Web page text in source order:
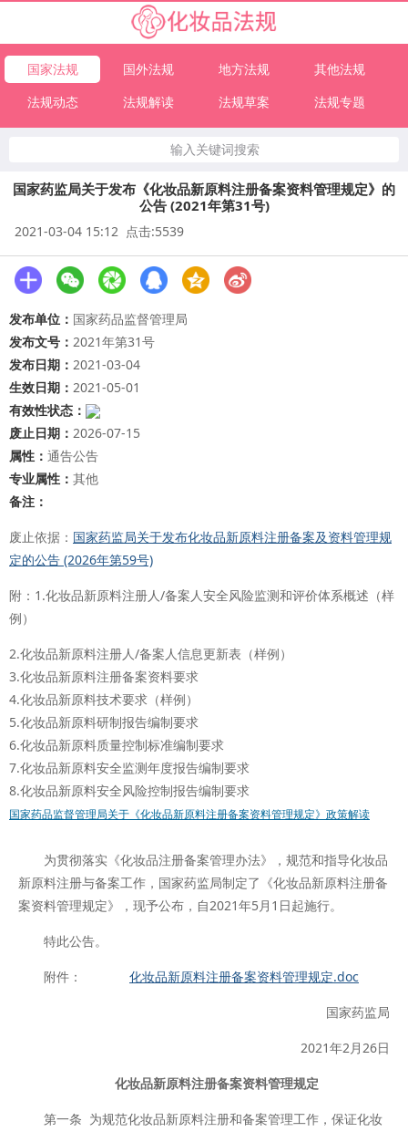
国家法规 国外法规 地方法规
其他法规
法规动态
法规解读 法规草案 法规专题
输入关键词搜索
国家药监局关于发布《化妆品新原料注册备案资料管理规定》的
公告 (2021年第31号)
2021-03-04 15:12 点击:5539
发布单位： 国家药品监督管理局
发布文号： 2021年第31号
发布日期： 2021-03-04
生效日期： 2021-05-01
有效性状态：
废止日期： 2026-07-15
属性： 通告公告
专业属性： 其他
备注：
废止依据： 国家药监局关于发布化妆品新原料注册备案及资料管理规
定的公告 (2026年第59号)
附：1.化妆品新原料注册人/备案人安全风险监测和评价体系概述（样
例）
2.化妆品新原料注册人/备案人信息更新表（样例）
3.化妆品新原料注册备案资料要求
4.化妆品新原料技术要求（样例）
5.化妆品新原料研制报告编制要求
6.化妆品新原料质量控制标准编制要求
7.化妆品新原料安全监测年度报告编制要求
8.化妆品新原料安全风险控制报告编制要求
国家药品监督管理局关于《化妆品新原料注册备案资料管理规定》政策解读
为贯彻落实《化妆品注册备案管理办法》，规范和指导化妆品
新原料注册与备案工作，国家药监局制定了《化妆品新原料注册备
案资料管理规定》，现予公布，自2021年5月1日起施行。
特此公告。
附件： 化妆品新原料注册备案资料管理规定.doc
国家药监局
2021年2月26日
化妆品新原料注册备案资料管理规定
第一条 为规范化妆品新原料注册和备案管理工作，保证化妆